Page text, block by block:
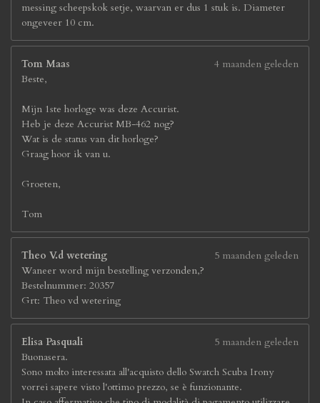
messing scheepskok setje, waarvan er dus 1 stuk is. Diameter
ongeveer 10 cm.
Tom Maas
4 maanden geleden
Beste,
Mijn 1ste horloge was deze Accurist.
Heb je deze Accurist MB-462 nog?
Wat is de status van dit horloge?
Graag hoor ik van u.
Groeten,
Tom
Theo V.d wetering
5 maanden geleden
Waneer word mijn bestelling verzonden,?
Bestelnummer: 20357
Grt: Theo vd wetering
Elisa Pasquali
5 maanden geleden
Buonasera.
Sono molto interessata all'acquisto dello Swatch Scuba Irony
vorrei sapere visto l'ottimo prezzo, se è funzionante.